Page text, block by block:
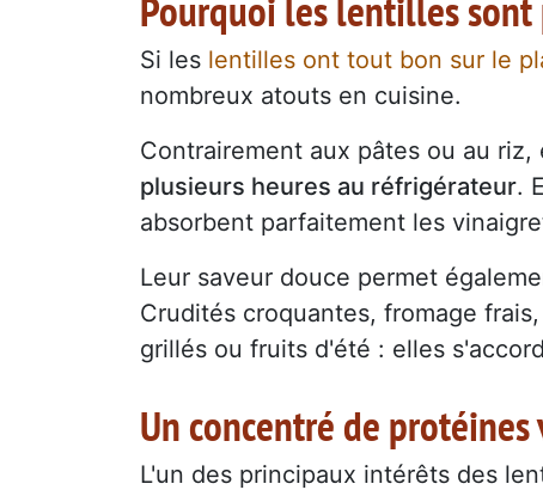
Si les lentilles ont tout bon sur le
nombreux atouts en cuisine.
Contrairement aux pâtes ou au riz,
plusieurs heures au réfrigérateur.
absorbent parfaitement les
Leur saveur douce permet
Crudités croquantes, fromage
grillés ou fruits d'été : elles
Un concentré de
L'un des principaux intérêts des